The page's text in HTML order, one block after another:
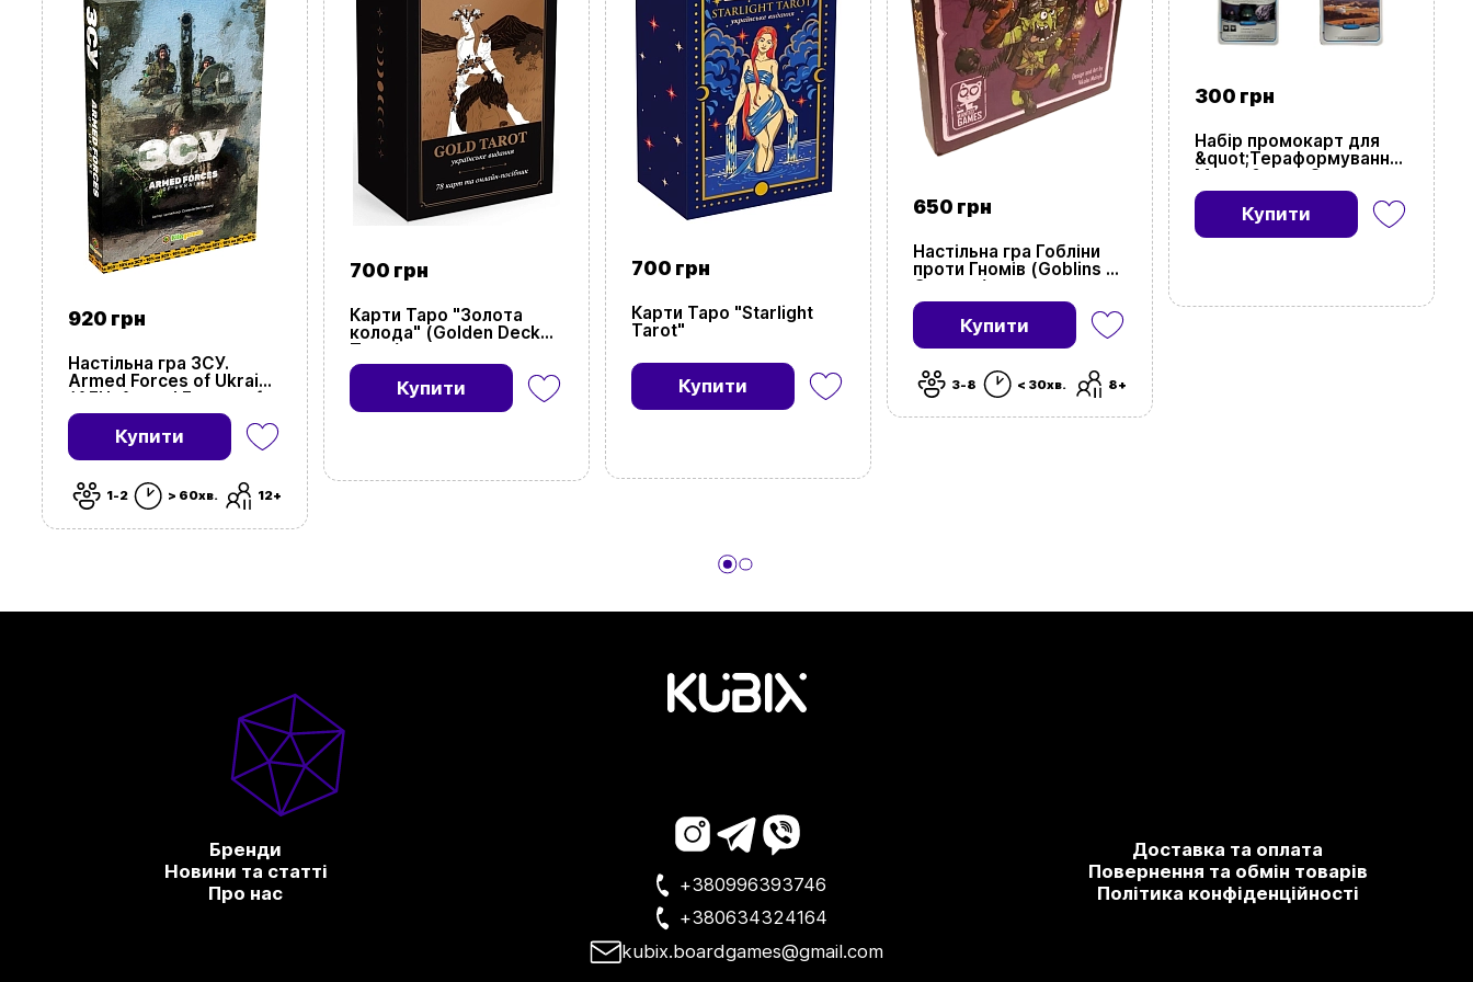
920 грн
Настільна гра ЗСУ.
Armed Forces of Ukraine
(AFU: Armed Forces of
Ukraine)
Купити
1-2 > 60хв. 12+
700 грн
Карти Таро "Золота
колода" (Golden Deck
Tarot)
Купити
700 грн
Карти Таро "Starlight
Tarot"
Купити
650 грн
Настільна гра Гобліни
проти Гномів (Goblins vs
Gnomes)
Купити
3-8 < 30хв. 8+
300 грн
Набір промокарт для
&quot;Тераформування
Марса&quot; Season
2021 (5 шт.)
Купити
Бренди
Новини та статті
Про нас
+380996393746
+380634324164
kubix.boardgames@gmail.com
Доставка та оплата
Повернення та обмін товарів
Політика конфіденційності